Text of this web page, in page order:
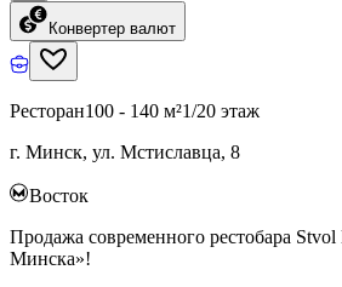
Конвертер валют
Ресторан100 - 140 м²1/20 этаж
г. Минск, ул. Мстиславца, 8
Восток
Продажа современного рестобара
Минска»!